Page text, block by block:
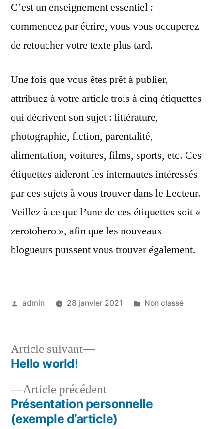
C’est un enseignement essentiel :
commencez par écrire, vous vous occuperez
de retoucher votre texte plus tard.
Une fois que vous êtes prêt à publier,
attribuez à votre article trois à cinq étiquettes
qui décrivent son sujet : littérature,
photographie, fiction, parentalité,
alimentation, voitures, films, sports, etc. Ces
étiquettes aideront les internautes intéressés
par ces sujets à vous trouver dans le Lecteur.
Veillez à ce que l’une de ces étiquettes soit «
zerotohero », afin que les nouveaux
blogueurs puissent vous trouver également.
Publié
admin 28 janvier 2021
Publié
Non classé
Navigation
de
l’article
Article précédentArticle
précédent :
Présentation personnelle
(exemple d’article)
Article suivant
Article
Hello world!